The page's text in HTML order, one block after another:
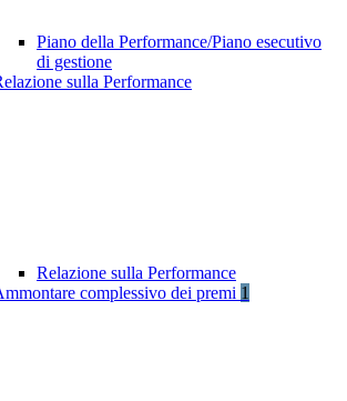
Piano della Performance/Piano esecutivo
di gestione
sulla Performance
Relazione sulla Performance
complessivo dei premi 1